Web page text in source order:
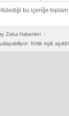
bu içeriğe toplam
Zeka Haberleri
Kritik eşik aşıldı!